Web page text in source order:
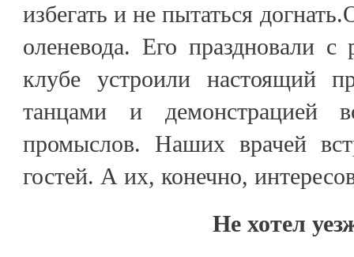
избегать и не пытаться
оленевода. Его праздновали
клубе устроили настоящий
танцами и демонстрацией
промыслов. Наших врачей
гостей. А их, конечно,
Не хотел